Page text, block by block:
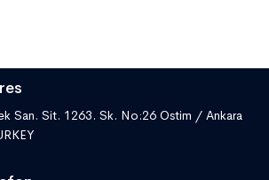
San. Sit. 1263. Sk. No:26 Ostim / Ankara